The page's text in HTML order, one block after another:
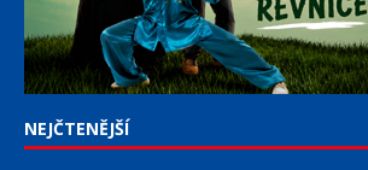
NEJČTENĚJŠÍ